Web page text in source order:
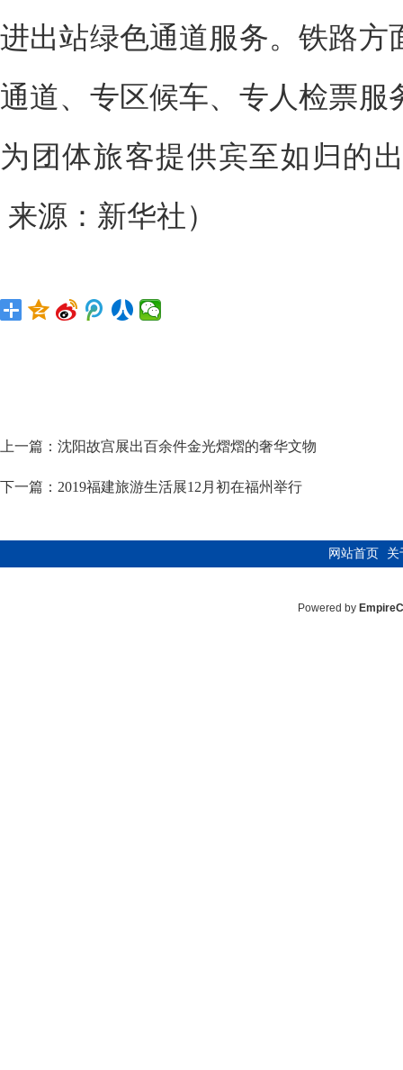
进出站绿色通道服务。铁路方
通道、专区候车、专人检票
为团体旅客提供宾至如归的
来源：新华社）
上一篇： 沈阳故宫展出百余件金光熠熠的奢华文物
下一篇： 2019福建旅游生活展12月初在福州举行
网站首页 关
Powered by